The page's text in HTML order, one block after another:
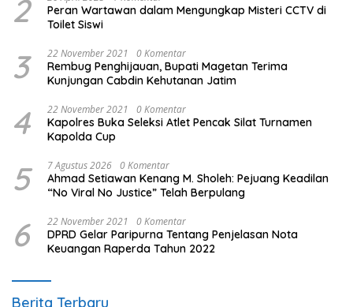
2
Peran Wartawan dalam Mengungkap Misteri CCTV di
Toilet Siswi
3 22 November 2021 0 Komentar
Rembug Penghijauan, Bupati Magetan Terima
Kunjungan Cabdin Kehutanan Jatim
4 22 November 2021 0 Komentar
Kapolres Buka Seleksi Atlet Pencak Silat Turnamen
Kapolda Cup
5 7 Agustus 2026 0 Komentar
Ahmad Setiawan Kenang M. Sholeh: Pejuang Keadilan
“No Viral No Justice” Telah Berpulang
6 22 November 2021 0 Komentar
DPRD Gelar Paripurna Tentang Penjelasan Nota
Keuangan Raperda Tahun 2022
Berita Terbaru